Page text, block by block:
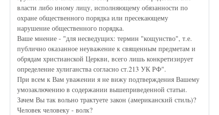
власти либо иному лицу, исполняющему обязанности по
охране общественного порядка или пресекающему
нарушение общественного порядка.
Ваше мнение - "для несведущих: термин "кощунство", т.е.
публично оказанное неуважение к священным предметам и
обрядам христианской Церкви, всего лишь конкретизирует
определение хулиганства согласно ст.213 УК РФ".
При всем к Вам уважении я не вижу подтверждения Вашему
умозаключению в содержании вышеприведенной статьи.
Зачем Вы так вольно трактуете закон (американский стиль)?
Человек человеку - волк?